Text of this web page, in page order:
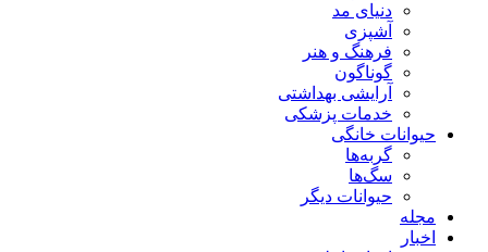
دنیای مد
آشپزی
فرهنگ و هنر
گوناگون
آرایشی بهداشتی
خدمات پزشکی
حیوانات خانگی
گربه‌ها
سگ‌ها
حیوانات دیگر
مجله
اخبار